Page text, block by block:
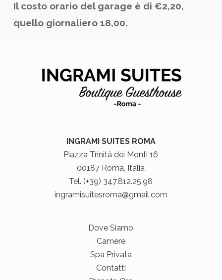
Il costo orario del garage è di €2,20,
quello giornaliero 18,00.
INGRAMI SUITES ROMA
Piazza Trinità dei Monti 16
00187 Roma, Italia
Tel. (+39) 347.812.25.98
ingramisuitesroma@gmail.com
Dove Siamo
Camere
Spa Privata
Contatti